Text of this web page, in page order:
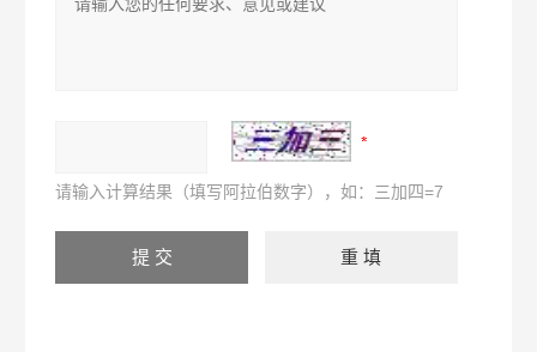
请输入计算结果（填写阿拉伯数字），如：三加四=7